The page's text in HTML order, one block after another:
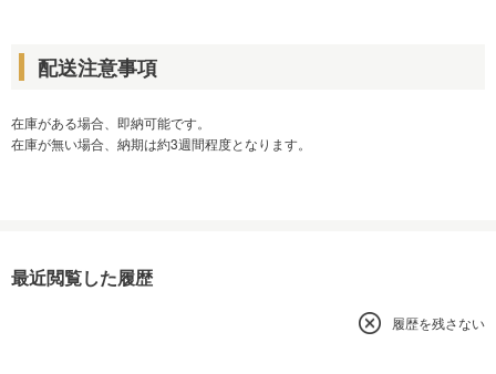
配送注意事項
在庫がある場合、即納可能です。
在庫が無い場合、納期は約3週間程度となります。
最近閲覧した履歴
履歴を残さない